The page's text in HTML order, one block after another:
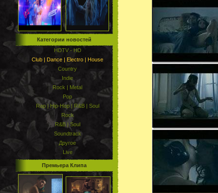
Категории новостей
HDTV - HD
Club | Dance | Electro | House
Country
Indie
Rock | Metal
Pop
Rap | Hip-Hop | R&B | Soul
Rock
R&B | Soul
Soundtrack
Другое
Live
Премьера Клипа